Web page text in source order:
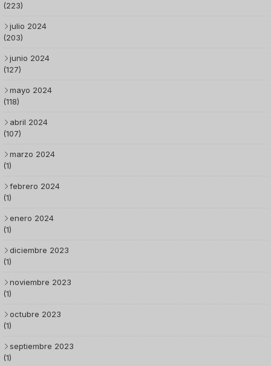
(223)
julio 2024
(203)
junio 2024
(127)
mayo 2024
(118)
abril 2024
(107)
marzo 2024
(1)
febrero 2024
(1)
enero 2024
(1)
diciembre 2023
(1)
noviembre 2023
(1)
octubre 2023
(1)
septiembre 2023
(1)